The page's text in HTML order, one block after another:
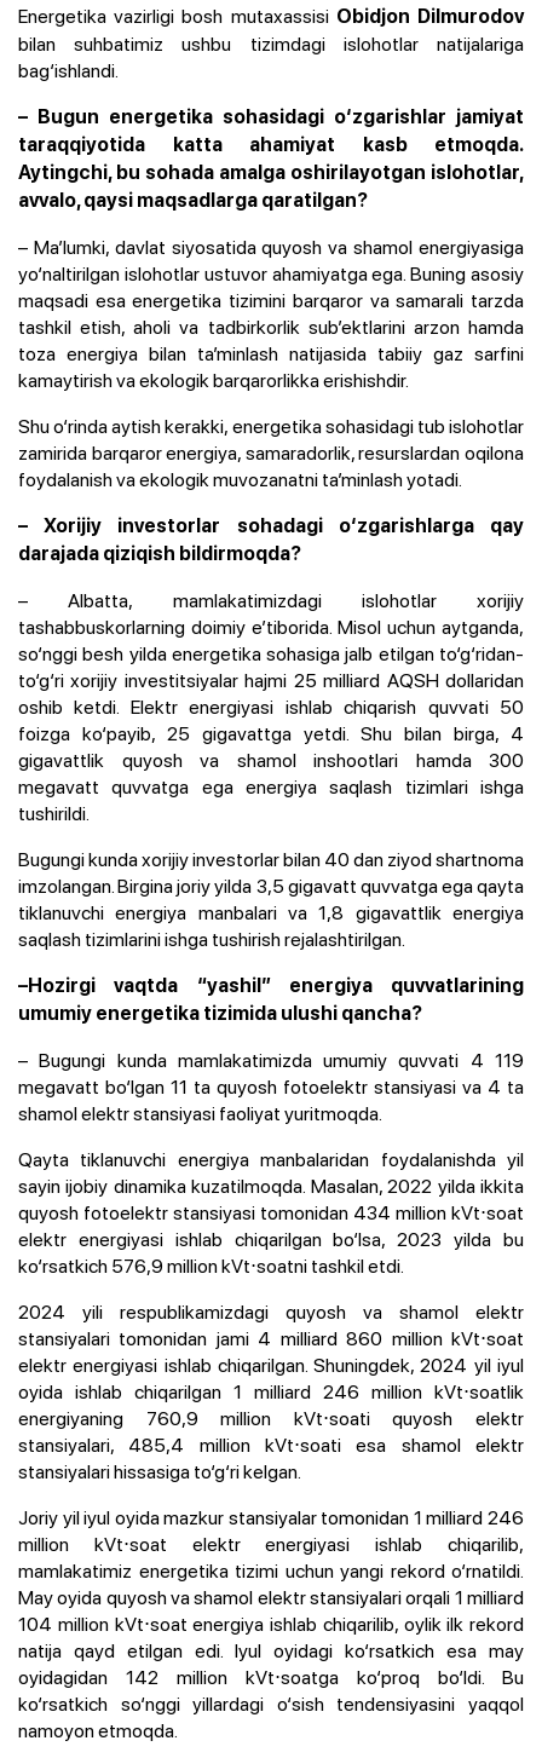
Energetika vazirligi bosh mutaxassisi Obidjon Dilmurodov
bilan suhbatimiz ushbu tizimdagi islohotlar natijalariga
bag‘ishlandi.
– Bugun energetika sohasidagi o‘zgarishlar jamiyat
taraqqiyotida katta ahamiyat kasb etmoqda.
Aytingchi, bu sohada amalga oshirilayotgan islohotlar,
avvalo, qaysi maqsadlarga qaratilgan?
– Ma’lumki, davlat siyosatida quyosh va shamol energiyasiga
yo‘naltirilgan islohotlar ustuvor ahamiyatga ega. Buning asosiy
maqsadi esa energetika tizimini barqaror va samarali tarzda
tashkil etish, aholi va tadbirkorlik sub’ektlarini arzon hamda
toza energiya bilan ta’minlash natijasida tabiiy gaz sarfini
kamaytirish va ekologik barqarorlikka erishishdir.
Shu o‘rinda aytish kerakki, energetika sohasidagi tub islohotlar
zamirida barqaror energiya, samaradorlik, resurslardan oqilona
foydalanish va ekologik muvozanatni ta’minlash yotadi.
– Xorijiy investorlar sohadagi o‘zgarishlarga qay
darajada qiziqish bildirmoqda?
– Albatta, mamlakatimizdagi islohotlar xorijiy
tashabbuskorlarning doimiy e’tiborida. Misol uchun aytganda,
so‘nggi besh yilda energetika sohasiga jalb etilgan to‘g‘ridan-
to‘g‘ri xorijiy investitsiyalar hajmi 25 milliard AQSH dollaridan
oshib ketdi. Elektr energiyasi ishlab chiqarish quvvati 50
foizga ko‘payib, 25 gigavattga yetdi. Shu bilan birga, 4
gigavattlik quyosh va shamol inshootlari hamda 300
megavatt quvvatga ega energiya saqlash tizimlari ishga
tushirildi.
Bugungi kunda xorijiy investorlar bilan 40 dan ziyod shartnoma
imzolangan. Birgina joriy yilda 3,5 gigavatt quvvatga ega qayta
tiklanuvchi energiya manbalari va 1,8 gigavattlik energiya
saqlash tizimlarini ishga tushirish rejalashtirilgan.
–Hozirgi vaqtda “yashil” energiya quvvatlarining
umumiy energetika tizimida ulushi qancha?
– Bugungi kunda mamlakatimizda umumiy quvvati 4 119
megavatt bo‘lgan 11 ta quyosh fotoelektr stansiyasi va 4 ta
shamol elektr stansiyasi faoliyat yuritmoqda.
Qayta tiklanuvchi energiya manbalaridan foydalanishda yil
sayin ijobiy dinamika kuzatilmoqda. Masalan, 2022 yilda ikkita
quyosh fotoelektr stansiyasi tomonidan 434 million kVt⋅soat
elektr energiyasi ishlab chiqarilgan bo‘lsa, 2023 yilda bu
ko‘rsatkich 576,9 million kVt⋅soatni tashkil etdi.
2024 yili respublikamizdagi quyosh va shamol elektr
stansiyalari tomonidan jami 4 milliard 860 million kVt⋅soat
elektr energiyasi ishlab chiqarilgan. Shuningdek, 2024 yil iyul
oyida ishlab chiqarilgan 1 milliard 246 million kVt⋅soatlik
energiyaning 760,9 million kVt⋅soati quyosh elektr
stansiyalari, 485,4 million kVt⋅soati esa shamol elektr
stansiyalari hissasiga to‘g‘ri kelgan.
Joriy yil iyul oyida mazkur stansiyalar tomonidan 1 milliard 246
million kVt⋅soat elektr energiyasi ishlab chiqarilib,
mamlakatimiz energetika tizimi uchun yangi rekord o‘rnatildi.
May oyida quyosh va shamol elektr stansiyalari orqali 1 milliard
104 million kVt⋅soat energiya ishlab chiqarilib, oylik ilk rekord
natija qayd etilgan edi. Iyul oyidagi ko‘rsatkich esa may
oyidagidan 142 million kVt⋅soatga ko‘proq bo‘ldi. Bu
ko‘rsatkich so‘nggi yillardagi o‘sish tendensiyasini yaqqol
namoyon etmoqda.